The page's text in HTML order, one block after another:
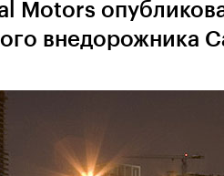
Motors
внедорожника